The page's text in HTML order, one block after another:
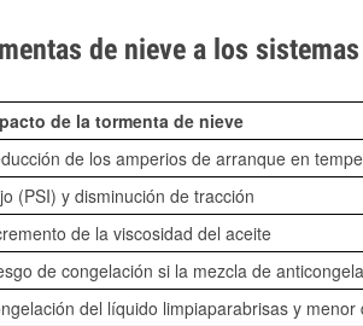
de nieve a los
de la tormenta de nieve
de los amperios de arranque en
(PSI) y disminución de tracción
de la viscosidad del aceite
de congelación si la mezcla de
del líquido limpiaparabrisas y